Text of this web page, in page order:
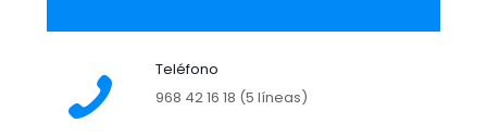
Teléfono
968 42 16 18 (5 líneas)